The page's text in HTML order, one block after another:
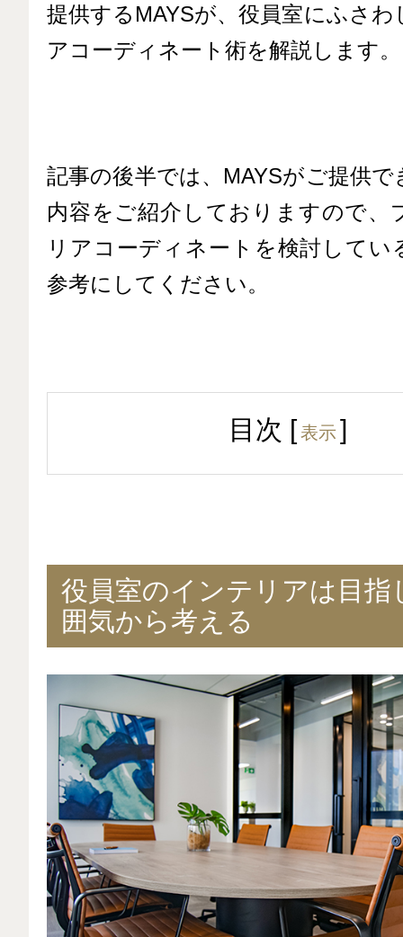
提供するMAYSが、役員室にふさ
アコーディネート術を解説します。
記事の後半では、MAYSがご提供
内容をご紹介しておりますので、
リアコーディネートを検討してい
参考にしてください。
目次 [表示]
役員室のインテリアは目指
囲気から考える